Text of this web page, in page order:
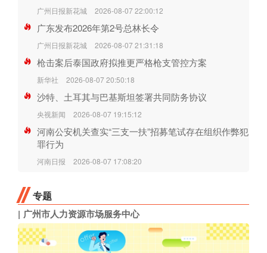
广州日报新花城 2026-08-07 22:00:12
广东发布2026年第2号总林长令
广州日报新花城 2026-08-07 21:31:18
枪击案后泰国政府拟推更严格枪支管控方案
新华社 2026-08-07 20:50:18
沙特、土耳其与巴基斯坦签署共同防务协议
央视新闻 2026-08-07 19:15:12
河南公安机关查实“三支一扶”招募笔试存在组织作弊犯
罪行为
河南日报 2026-08-07 17:08:20
专题
广州市人力资源市场服务中心